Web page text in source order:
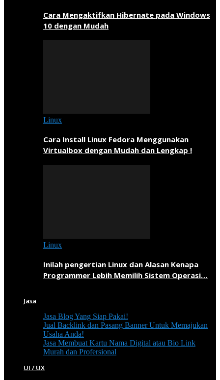
Cara Mengaktifkan Hibernate pada Windows
10 dengan Mudah
Linux
Cara Install Linux Fedora Menggunakan
Virtualbox dengan Mudah dan Lengkap !
Linux
Inilah pengertian Linux dan Alasan Kenapa
Programmer Lebih Memilih Sistem Operasi…
Jasa
Jasa Blog Yang Siap Pakai!
Jual Backlink dan Pasang Banner Untuk Memajukan
Usaha Anda!
Jasa Membuat Kartu Nama Digital atau Bio Link
Murah dan Profersional
UI / UX